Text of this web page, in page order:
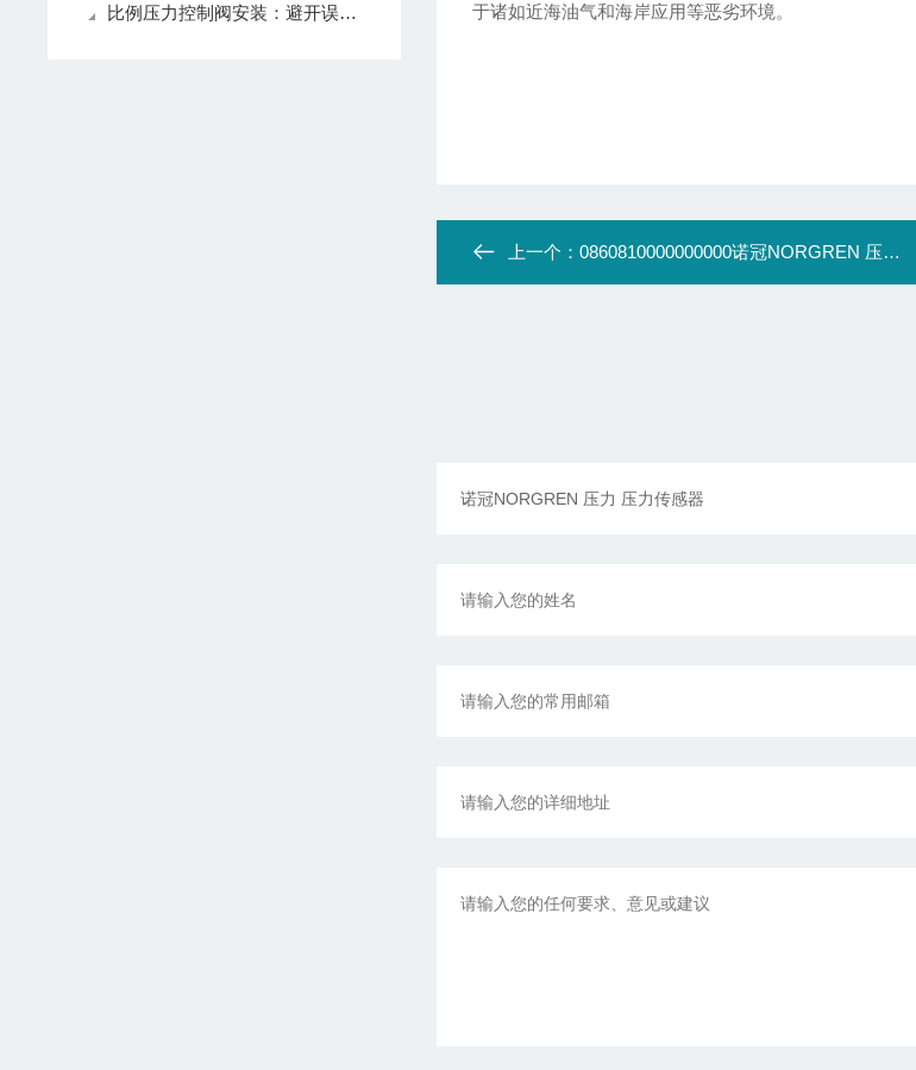
比例压力控制阀安装：避开误区，这份实操指南一步到位！ 于诸如近海油气和海岸应用等恶劣环境。
上一个：0860810000000000诺冠NORGREN 压力 电子压力开关